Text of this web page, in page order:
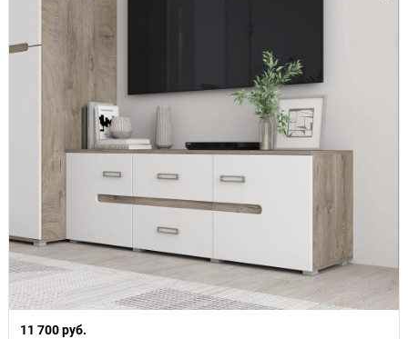
11 700 руб.